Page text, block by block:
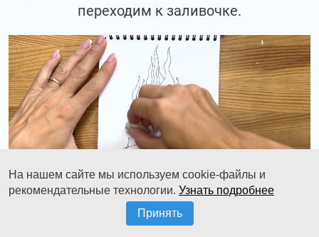
переходим к заливочке.
На нашем сайте мы используем cookie-файлы и
рекомендательные технологии. Узнать подробнее
Принять